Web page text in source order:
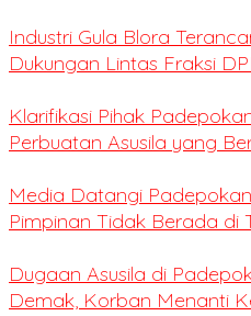
Industri Gula Blora
Dukungan Lintas Fraksi
Klarifikasi Pihak
Perbuatan Asusila yang
Media Datangi
Pimpinan Tidak Berada di
Dugaan Asusila di
Demak, Korban Menanti